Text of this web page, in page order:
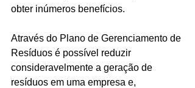
obter inúmeros benefícios.
Através do Plano de Gerenciamento de
Resíduos é possível reduzir
consideravelmente a geração de
resíduos em uma empresa e,